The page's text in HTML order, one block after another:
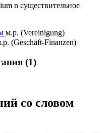
n существительное
м.р. (Vereinigung)
(Geschäft-Finanzen)
(1)
со словом